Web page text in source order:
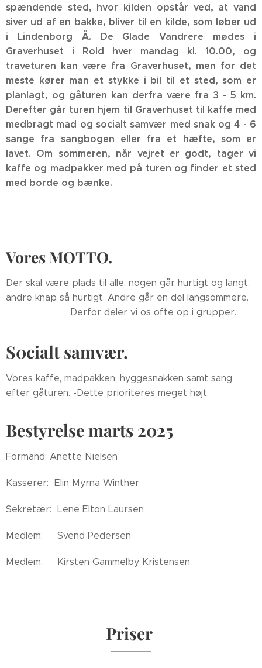
spændende sted, hvor kilden opstår ved, at vand
siver ud af en bakke, bliver til en kilde, som løber ud
i Lindenborg Å. De Glade Vandrere mødes i
Graverhuset i Rold hver mandag kl. 10.00, og
traveturen kan være fra Graverhuset, men for det
meste ´kører man et stykke i bil til et sted, som er
planlagt, og gåturen kan derfra være fra 3 - 5 km.
Derefter går turen hjem til Graverhuset til kaffe med
medbragt mad og socialt samvær med snak og 4 - 6
sange fra sangbogen eller fra et hæfte, som er
lavet. Om sommeren, når vejret er godt, tager vi
kaffe og madpakker med på turen og finder et sted
med borde og bænke.
Vores MOTTO.
Der skal være plads til alle, nogen går hurtigt og langt,
andre knap så hurtigt. Andre går en del langsommere.
Derfor deler vi os ofte op i grupper.
S0cialt samvær.
Vores kaffe, madpakken, hyggesnakken samt sang
efter gåturen. -Dette prioriteres meget højt.
Bestyrelse marts 2025
Formand: Anette Nielsen
Kasserer: Elin Myrna Winther
Sekretær: Lene Elton Laursen
Medlem: Svend Pedersen
Medlem: Kirsten Gammelby Kristensen
Priser